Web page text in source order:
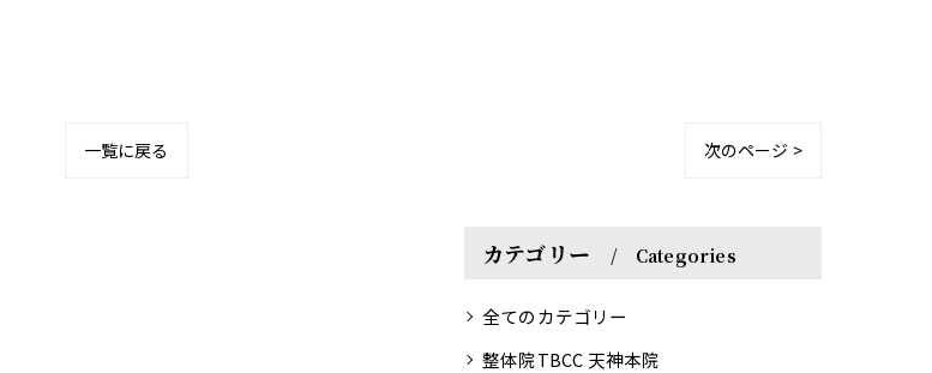
一覧に戻る 次のページ >
カテゴリー Categories
全てのカテゴリー
整体院TBCC 天神本院